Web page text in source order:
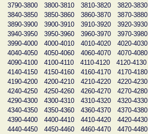
3790-3800
3800-3810 3810-3820 3820-3830
3840-3850
3850-3860 3860-3870 3870-3880
3890-3900
3900-3910 3910-3920 3920-3930
3940-3950
3950-3960 3960-3970 3970-3980
3990-4000
4000-4010 4010-4020 4020-4030
4040-4050
4050-4060 4060-4070 4070-4080
4090-4100
4100-4110 4110-4120 4120-4130
4140-4150
4150-4160 4160-4170 4170-4180
4190-4200
4200-4210 4210-4220 4220-4230
4240-4250
4250-4260 4260-4270 4270-4280
4290-4300
4300-4310 4310-4320 4320-4330
4340-4350
4350-4360 4360-4370 4370-4380
4390-4400
4400-4410 4410-4420 4420-4430
4440-4450
4450-4460 4460-4470 4470-4480